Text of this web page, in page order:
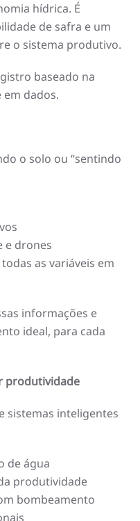
hídrica. É
de safra e um
o sistema produtivo.
baseado na
em dados.
o solo ou “sentindo
e drones
as variáveis em
informações e
ideal, para cada
produtividade
sistemas inteligentes
de água
produtividade
bombeamento